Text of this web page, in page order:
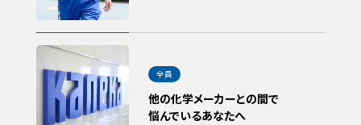
他の化学メーカーとの間で
悩んでいるあなたへ